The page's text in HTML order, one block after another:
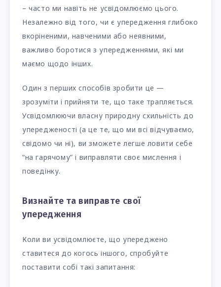
– часто ми навіть не усвідомлюємо цього.
Незалежно від того, чи є упередження глибоко
вкоріненими, навченими або неявними,
важливо боротися з упередженнями, які ми
маємо щодо інших.
Один з перших способів зробити це —
зрозуміти і прийняти те, що таке трапляється.
Усвідомлюючи власну природну схильність до
упередженості (а це те, що ми всі відчуваємо,
свідомо чи ні), ви зможете легше ловити себе
“на гарячому” і виправляти своє мислення і
поведінку.
Визнайте та виправте свої
упередження
Коли ви усвідомлюєте, що упереджено
ставитеся до когось іншого, спробуйте
поставити собі такі запитання: